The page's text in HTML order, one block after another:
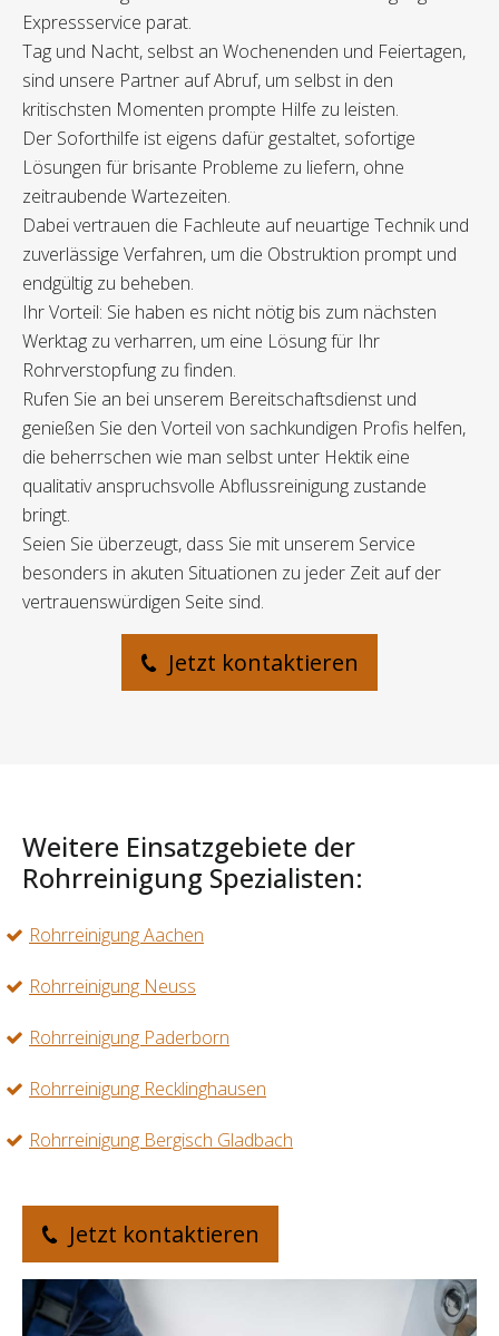
Expressservice parat.
Tag und Nacht, selbst an Wochenenden und Feiertagen,
sind unsere Partner auf Abruf, um selbst in den
kritischsten Momenten prompte Hilfe zu leisten.
Der Soforthilfe ist eigens dafür gestaltet, sofortige
Lösungen für brisante Probleme zu liefern, ohne
zeitraubende Wartezeiten.
Dabei vertrauen die Fachleute auf neuartige Technik und
zuverlässige Verfahren, um die Obstruktion prompt und
endgültig zu beheben.
Ihr Vorteil: Sie haben es nicht nötig bis zum nächsten
Werktag zu verharren, um eine Lösung für Ihr
Rohrverstopfung zu finden.
Rufen Sie an bei unserem Bereitschaftsdienst und
genießen Sie den Vorteil von sachkundigen Profis helfen,
die beherrschen wie man selbst unter Hektik eine
qualitativ anspruchsvolle Abflussreinigung zustande
bringt.
Seien Sie überzeugt, dass Sie mit unserem Service
besonders in akuten Situationen zu jeder Zeit auf der
vertrauenswürdigen Seite sind.
Jetzt kontaktieren
Weitere Einsatzgebiete der
Rohrreinigung Spezialisten:
Rohrreinigung Aachen
Rohrreinigung Neuss
Rohrreinigung Paderborn
Rohrreinigung Recklinghausen
Rohrreinigung Bergisch Gladbach
Jetzt kontaktieren